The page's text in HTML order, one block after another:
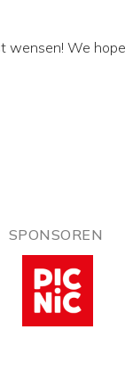
wensen! We
SPONSOREN